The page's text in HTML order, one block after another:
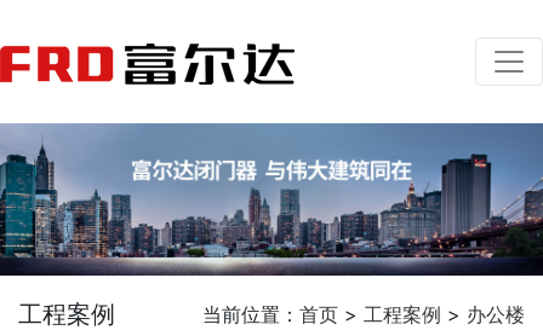
工程案例 当前位置： 首页 > 工程案例 > 办公楼